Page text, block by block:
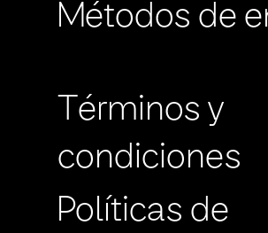
Métodos de
Términos y
condiciones
Políticas de